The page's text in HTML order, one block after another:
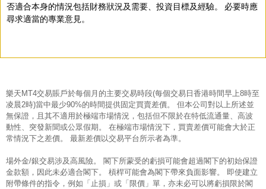
否適合本身的情況包括財務狀況及需要、投資目標及經驗。 必要時應
尋求適當的專業意見。
樂天MT4交易賬戶於每個月的主要交易時段(每個交易日香港時間早上8時至
凌晨2時)當中最少90%的時間提供固定買賣差價。 但本公司對以上所述並
無保證，且其不適用於極端市場情況，包括但不限於在特低流通量、高波
動性、突發新聞或公眾假期。 在極端市場情況下，買賣差價可能會大於正
常情況下之差價。 最新差價以交易平台所示者為準。
場外金/銀交易涉及高風險。 閣下所蒙受的虧損可能會超過閣下的初始保證
金款額，因此未必適合閣下。 槓桿可能會為閣下帶來負面影響。 即使建立
附帶條件的指令，例如「止損」或「限價」單，亦未必可以將虧損限於閣